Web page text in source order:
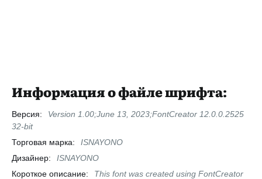
Информация о файле шрифта:
Версия:
Version 1.00;June 13, 2023;FontCreator 12.0.0.2525
32-bit
Торговая марка:
ISNAYONO
Дизайнер:
ISNAYONO
Короткое описание:
This font was created using FontCreator